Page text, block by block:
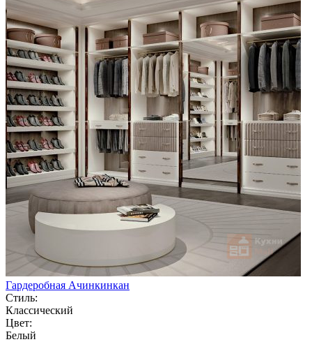
Гардеробная Ачинкинкан
Стиль:
Классический
Цвет:
Белый